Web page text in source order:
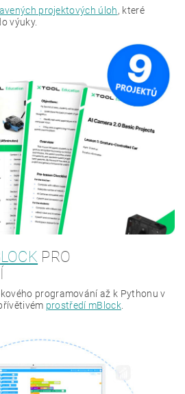
projektových úloh, které
výuky.
PRO
programování až k Pythonu v
prostředí mBlock.